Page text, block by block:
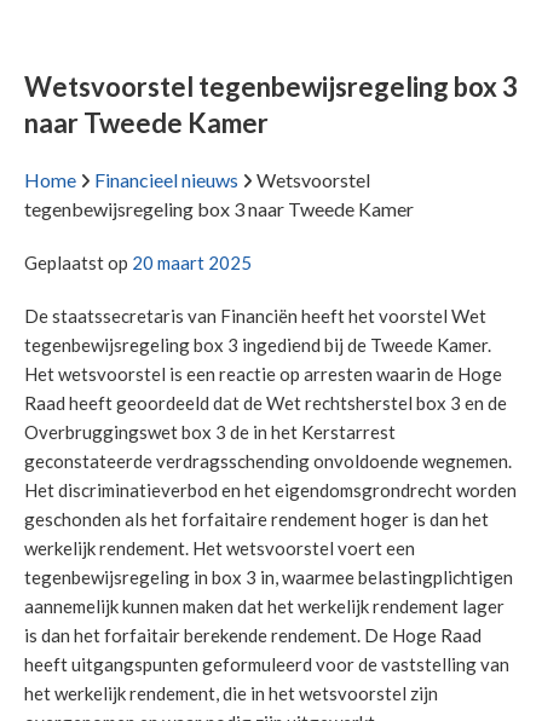
Wetsvoorstel tegenbewijsregeling box 3
naar Tweede Kamer
Home Financieel nieuws
Wetsvoorstel
tegenbewijsregeling box 3 naar Tweede Kamer
Geplaatst op 20 maart 2025
De staatssecretaris van Financiën heeft het voorstel Wet
tegenbewijsregeling box 3 ingediend bij de Tweede Kamer.
Het wetsvoorstel is een reactie op arresten waarin de Hoge
Raad heeft geoordeeld dat de Wet rechtsherstel box 3 en de
Overbruggingswet box 3 de in het Kerstarrest
geconstateerde verdragsschending onvoldoende wegnemen.
Het discriminatieverbod en het eigendomsgrondrecht worden
geschonden als het forfaitaire rendement hoger is dan het
werkelijk rendement. Het wetsvoorstel voert een
tegenbewijsregeling in box 3 in, waarmee belastingplichtigen
aannemelijk kunnen maken dat het werkelijk rendement lager
is dan het forfaitair berekende rendement. De Hoge Raad
heeft uitgangspunten geformuleerd voor de vaststelling van
het werkelijk rendement, die in het wetsvoorstel zijn